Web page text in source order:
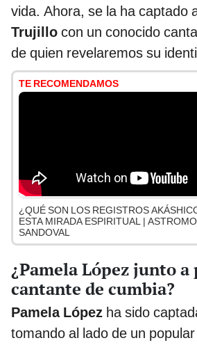
vida. Ahora, se la ha captado
Trujillo con un conocido
de quien revelaremos su
TE RECOMENDAMOS
¿QUÉ SON LOS REGISTROS
ESTA MIRADA ESPIRITUAL |
SANDOVAL
¿Pamela López junto
cantante de cumbia?
Pamela López ha sido
tomando al lado de un